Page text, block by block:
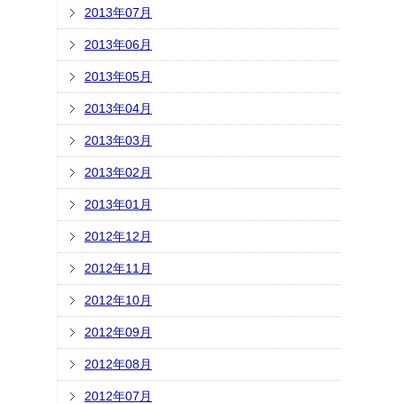
2013年07月
2013年06月
2013年05月
2013年04月
2013年03月
2013年02月
2013年01月
2012年12月
2012年11月
2012年10月
2012年09月
2012年08月
2012年07月